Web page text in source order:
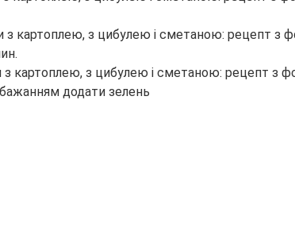
додати зелень